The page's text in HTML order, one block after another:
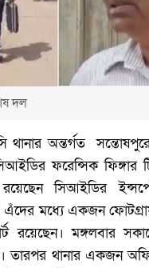
দল
থানার অন্তর্গত সন্তোষপুরে
ফরেন্সিক ফিঙ্গার
সিআইডির
এঁদের মধ্যে একজন
রয়েছেন। মঙ্গলবার
তারপর থানার একজন